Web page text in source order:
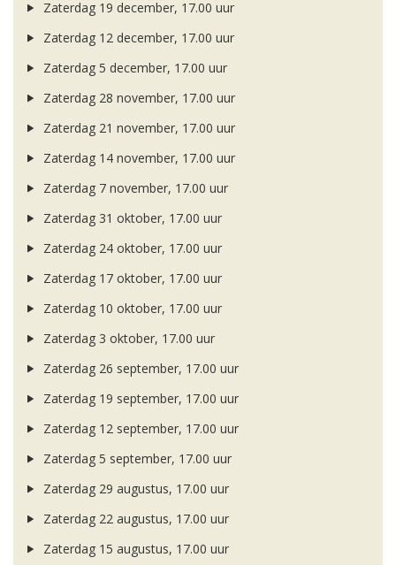
Zaterdag 19 december, 17.00 uur
Zaterdag 12 december, 17.00 uur
Zaterdag 5 december, 17.00 uur
Zaterdag 28 november, 17.00 uur
Zaterdag 21 november, 17.00 uur
Zaterdag 14 november, 17.00 uur
Zaterdag 7 november, 17.00 uur
Zaterdag 31 oktober, 17.00 uur
Zaterdag 24 oktober, 17.00 uur
Zaterdag 17 oktober, 17.00 uur
Zaterdag 10 oktober, 17.00 uur
Zaterdag 3 oktober, 17.00 uur
Zaterdag 26 september, 17.00 uur
Zaterdag 19 september, 17.00 uur
Zaterdag 12 september, 17.00 uur
Zaterdag 5 september, 17.00 uur
Zaterdag 29 augustus, 17.00 uur
Zaterdag 22 augustus, 17.00 uur
Zaterdag 15 augustus, 17.00 uur